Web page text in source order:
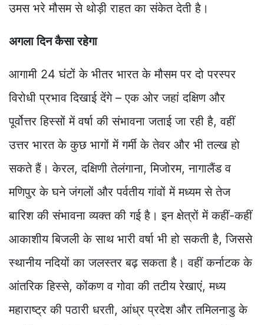
उमस भरे मौसम से थोड़ी राहत का संकेत देती है।
अगला दिन कैसा रहेगा
आगामी 24 घंटों के भीतर भारत के मौसम पर दो परस्पर
विरोधी प्रभाव दिखाई देंगे – एक ओर जहां दक्षिण और
पूर्वोत्तर हिस्सों में वर्षा की संभावना जताई जा रही है, वहीं
उत्तर भारत के कुछ भागों में गर्मी के तेवर और भी तल्ख हो
सकते हैं। केरल, दक्षिणी तेलंगाना, मिजोरम, नागालैंड व
मणिपुर के घने जंगलों और पर्वतीय गांवों में मध्यम से तेज
बारिश की संभावना व्यक्त की गई है। इन क्षेत्रों में कहीं-कहीं
आकाशीय बिजली के साथ भारी वर्षा भी हो सकती है, जिससे
स्थानीय नदियों का जलस्तर बढ़ सकता है। वहीं कर्नाटक के
आंतरिक हिस्से, कोंकण व गोवा की तटीय रेखाएं, मध्य
महाराष्ट्र की पठारी धरती, आंध्र प्रदेश और तमिलनाडु के